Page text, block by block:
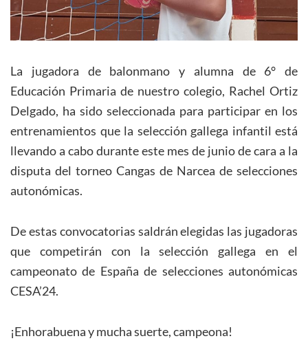
La jugadora de balonmano y alumna de 6° de
Educación Primaria de nuestro colegio, Rachel Ortiz
Delgado, ha sido seleccionada para participar en los
entrenamientos que la selección gallega infantil está
llevando a cabo durante este mes de junio de cara a la
disputa del torneo Cangas de Narcea de selecciones
autonómicas.
De estas convocatorias saldrán elegidas las jugadoras
que competirán con la selección gallega en el
campeonato de España de selecciones autonómicas
CESA’24.
¡Enhorabuena y mucha suerte, campeona!